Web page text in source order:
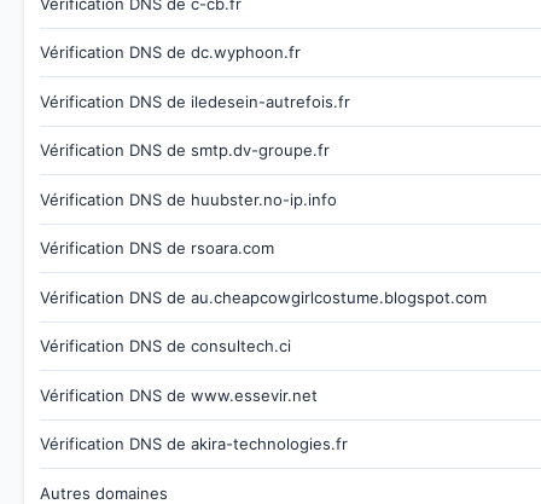
Vérification DNS de dc.wyphoon.fr
Vérification DNS de iledesein-autrefois.fr
Vérification DNS de smtp.dv-groupe.fr
Vérification DNS de huubster.no-ip.info
Vérification DNS de rsoara.com
Vérification DNS de au.cheapcowgirlcostume.blogspot.com
Vérification DNS de consultech.ci
Vérification DNS de www.essevir.net
Vérification DNS de akira-technologies.fr
Autres domaines